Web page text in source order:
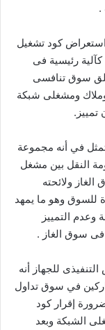
.
كود تشغيل
رئيسية فى
سوق تنافسى
ومشغلى شبكة
تمييز.
في أنه مجموعة
النقل بين مشغل
ولائحته
للسوق وهو ما يمهد
وعدم التمييز
فى سوق الغاز .
للجهاز أنه
في سوق تداول
إقرار كود
الشبكة وبعد